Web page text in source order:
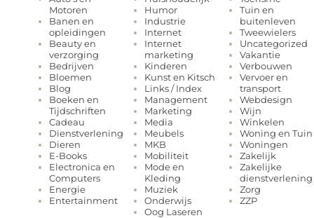
Motoren
Banen en
opleidingen
Beauty en
verzorging
Bedrijven
Bloemen
Blog
Boeken en
Tijdschriften
Cadeau
Dienstverlening
Dieren
E-Books
Electronica en
Computers
Energie
Entertainment
Humor
Industrie
Internet
Internet
marketing
Kinderen
Kunst en Kitsch
Links / Index
Management
Marketing
Media
Meubels
MKB
Mobiliteit
Mode en
Kleding
Muziek
Onderwijs
Oog Laseren
Tuin en
buitenleven
Tweewielers
Uncategorized
Vakantie
Verbouwen
Vervoer en
transport
Webdesign
Wijn
Winkelen
Woning en Tuin
Woningen
Zakelijk
Zakelijke
dienstverlening
Zorg
ZZP